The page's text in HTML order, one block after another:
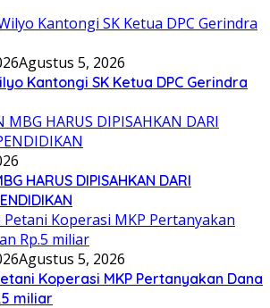
Agustus 5, 2026
Kantongi SK Ketua DPC Gerindra
HARUS DIPISAHKAN DARI
Agustus 5, 2026
Koperasi MKP Pertanyakan Dana
miliar